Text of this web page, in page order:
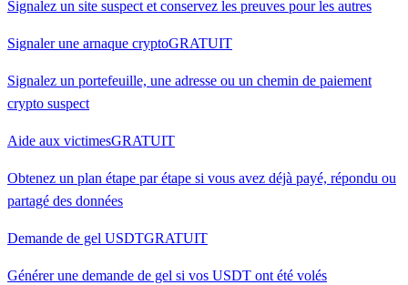
Signalez un site suspect et conservez les preuves pour les autres
Signaler une arnaque cryptoGRATUIT
Signalez un portefeuille, une adresse ou un chemin de paiement
crypto suspect
Aide aux victimesGRATUIT
Obtenez un plan étape par étape si vous avez déjà payé, répondu ou
partagé des données
Demande de gel USDTGRATUIT
Générer une demande de gel si vos USDT ont été volés